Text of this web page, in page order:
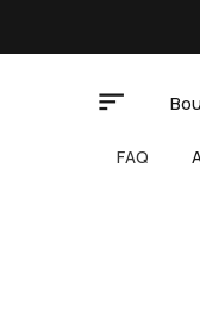
FAQ